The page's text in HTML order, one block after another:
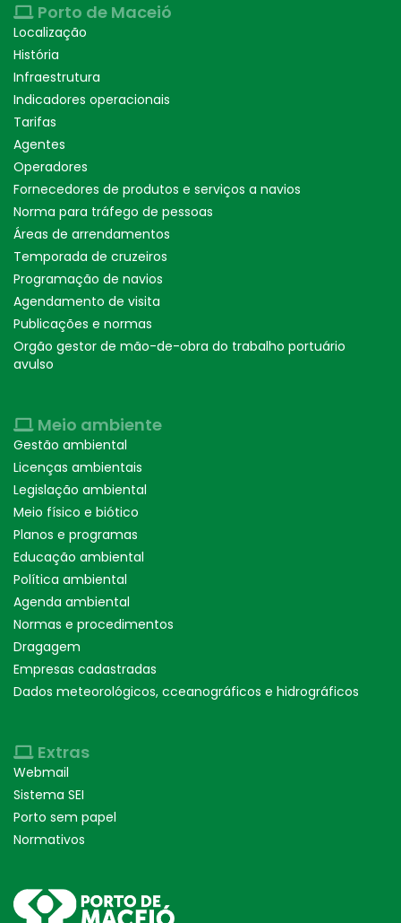
Porto de Maceió
Localização
História
Infraestrutura
Indicadores operacionais
Tarifas
Agentes
Operadores
Fornecedores de produtos e serviços a navios
Norma para tráfego de pessoas
Áreas de arrendamentos
Temporada de cruzeiros
Programação de navios
Agendamento de visita
Publicações e normas
Orgão gestor de mão-de-obra do trabalho portuário
avulso
Meio ambiente
Gestão ambiental
Licenças ambientais
Legislação ambiental
Meio físico e biótico
Planos e programas
Educação ambiental
Política ambiental
Agenda ambiental
Normas e procedimentos
Dragagem
Empresas cadastradas
Dados meteorológicos, cceanográficos e hidrográficos
Extras
Webmail
Sistema SEI
Porto sem papel
Normativos